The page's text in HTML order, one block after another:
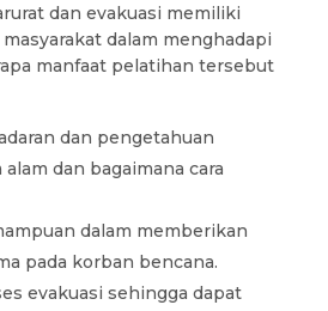
dan evakuasi memiliki
dalam menghadapi
manfaat pelatihan tersebut
dan pengetahuan
dan bagaimana cara
dalam memberikan
pada korban bencana.
evakuasi sehingga dapat